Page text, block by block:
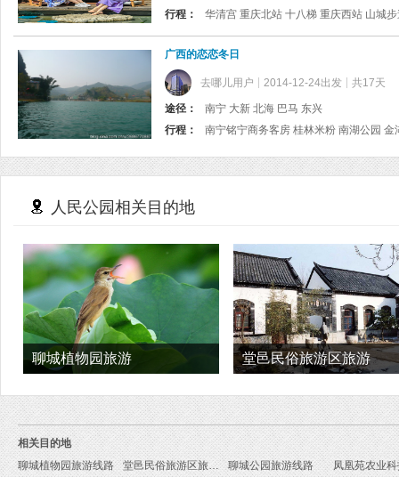
行程：
广西的恋恋冬日
去哪儿用户 2014-12-24出发 共17天
途径：
南宁 大新 北海 巴马 东兴
行程：
人民公园相关目的地
聊城植物园旅游 堂邑民俗旅游区旅游
相关目的地
聊城植物园旅游线路
堂邑民俗旅游区旅游线路 聊城公园旅游线路